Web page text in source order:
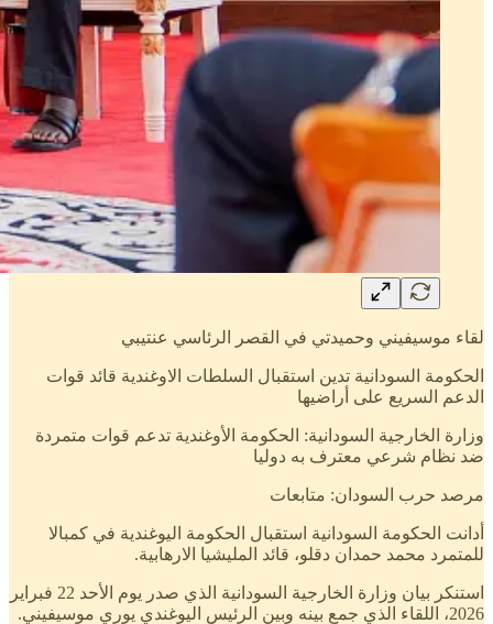
لقاء موسيفيني وحميدتي في القصر الرئاسي عنتيبي
الحكومة السودانية تدين استقبال السلطات الاوغندية قائد قوات
الدعم السريع على أراضيها
وزارة الخارجية السودانية: الحكومة الأوغندية تدعم قوات متمردة
ضد نظام شرعي معترف به دوليا
مرصد حرب السودان: متابعات
أدانت الحكومة السودانية استقبال الحكومة اليوغندية في كمبالا
للمتمرد محمد حمدان دقلو، قائد المليشيا الارهابية.
استنكر بيان وزارة الخارجية السودانية الذي صدر يوم الأحد 22 فبراير
2026، اللقاء الذي جمع بينه وبين الرئيس اليوغندي يوري موسيفيني.